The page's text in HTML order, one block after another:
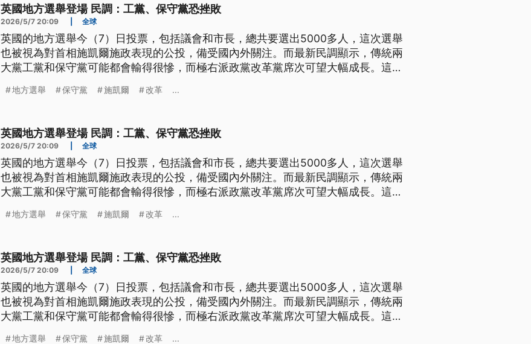
英國地方選舉登場 民調：工黨、保守黨恐挫敗
2026/5/7 20:09 全球
英國的地方選舉今（7）日投票，包括議會和市長，總共要選出5000多人，這次選舉
也被視為對首相施凱爾施政表現的公投，備受國內外關注。而最新民調顯示，傳統兩
大黨工黨和保守黨可能都會輸得很慘，而極右派政黨改革黨席次可望大幅成長。這不
地方選舉 保守黨 施凱爾 改革 ...
英國地方選舉登場 民調：工黨、保守黨恐挫敗
2026/5/7 20:09 全球
英國的地方選舉今（7）日投票，包括議會和市長，總共要選出5000多人，這次選舉
也被視為對首相施凱爾施政表現的公投，備受國內外關注。而最新民調顯示，傳統兩
大黨工黨和保守黨可能都會輸得很慘，而極右派政黨改革黨席次可望大幅成長。這不
地方選舉 保守黨 施凱爾 改革 ...
英國地方選舉登場 民調：工黨、保守黨恐挫敗
2026/5/7 20:09 全球
英國的地方選舉今（7）日投票，包括議會和市長，總共要選出5000多人，這次選舉
也被視為對首相施凱爾施政表現的公投，備受國內外關注。而最新民調顯示，傳統兩
大黨工黨和保守黨可能都會輸得很慘，而極右派政黨改革黨席次可望大幅成長。這不
地方選舉 保守黨 施凱爾 改革 ...